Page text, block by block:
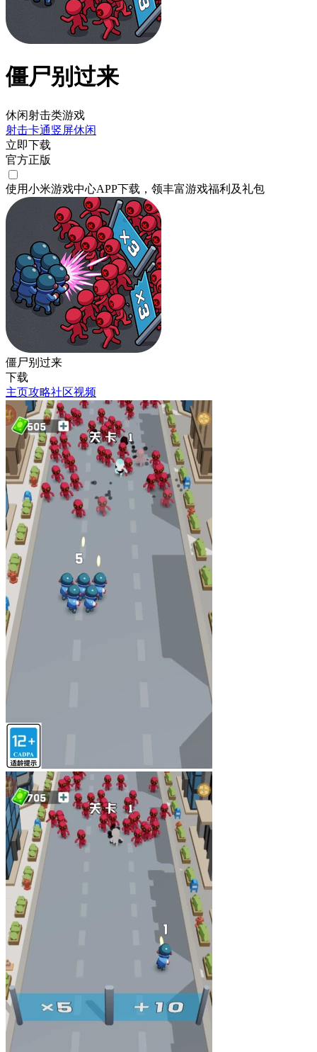
僵尸别过来
休闲射击类游戏
射击卡通竖屏休闲
立即下载
官方正版
使用小米游戏中心APP下载 ，领丰富游戏福利 及礼包
僵尸别过来
下载
主页攻略社区视频